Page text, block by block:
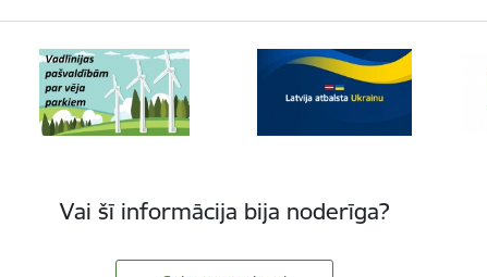
Vai šī informācija bija noderīga?